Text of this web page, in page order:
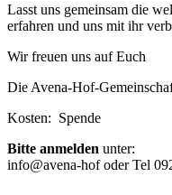
Lasst uns gemeinsam die
erfahren und uns mit ihr
Wir freuen uns auf Euch
Die Avena-Hof-
Kosten: Spende
Bitte anmelden unter:
info@avena-hof oder Tel